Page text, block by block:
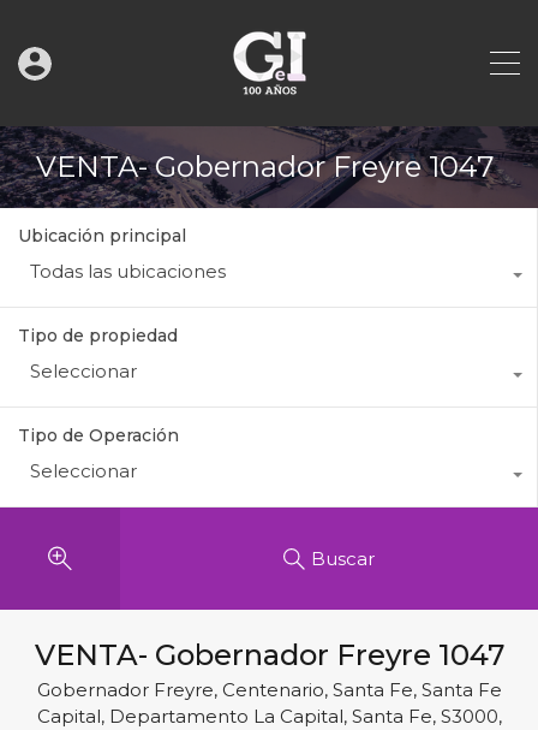
VENTA- Gobernador Freyre 1047
Ubicación principal
Todas las ubicaciones
Tipo de propiedad
Seleccionar
Tipo de Operación
Seleccionar
Buscar
VENTA- Gobernador Freyre 1047
Gobernador Freyre, Centenario, Santa Fe, Santa Fe
Capital, Departamento La Capital, Santa Fe, S3000,